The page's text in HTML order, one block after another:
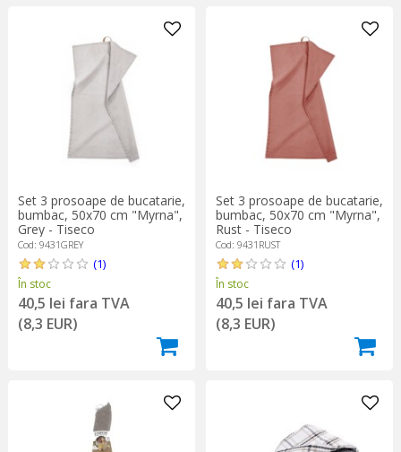
Set 3 prosoape de bucatarie,
bumbac, 50x70 cm "Myrna",
Grey - Tiseco
Cod: 9431GREY
(1)
În stoc
40,5 lei fara TVA
(8,3 EUR)
Set 3 prosoape de bucatarie,
bumbac, 50x70 cm "Myrna",
Rust - Tiseco
Cod: 9431RUST
(1)
În stoc
40,5 lei fara TVA
(8,3 EUR)